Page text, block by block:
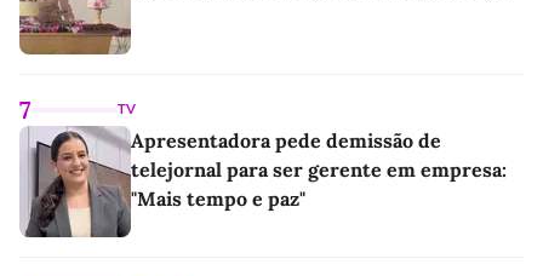
7 TV
Apresentadora pede demissão de
telejornal para ser gerente em empresa:
"Mais tempo e paz"